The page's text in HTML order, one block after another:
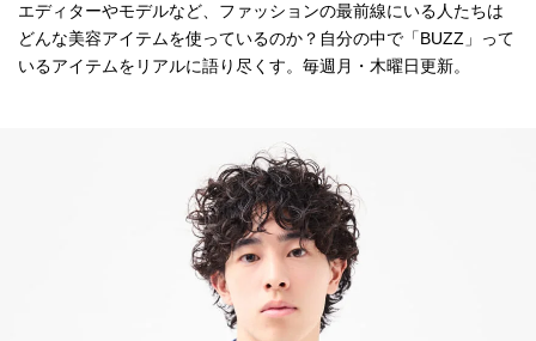
エディターやモデルなど、ファッションの最前線にいる人たちは
どんな美容アイテムを使っているのか？自分の中で「BUZZ」って
いるアイテムをリアルに語り尽くす。毎週月・木曜日更新。